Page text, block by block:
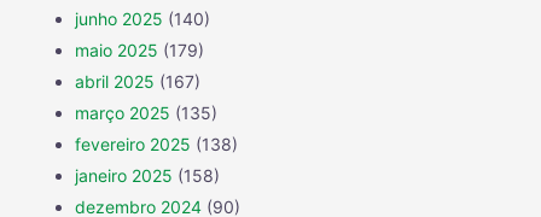
junho 2025 (140)
maio 2025 (179)
abril 2025 (167)
março 2025 (135)
fevereiro 2025 (138)
janeiro 2025 (158)
dezembro 2024 (90)